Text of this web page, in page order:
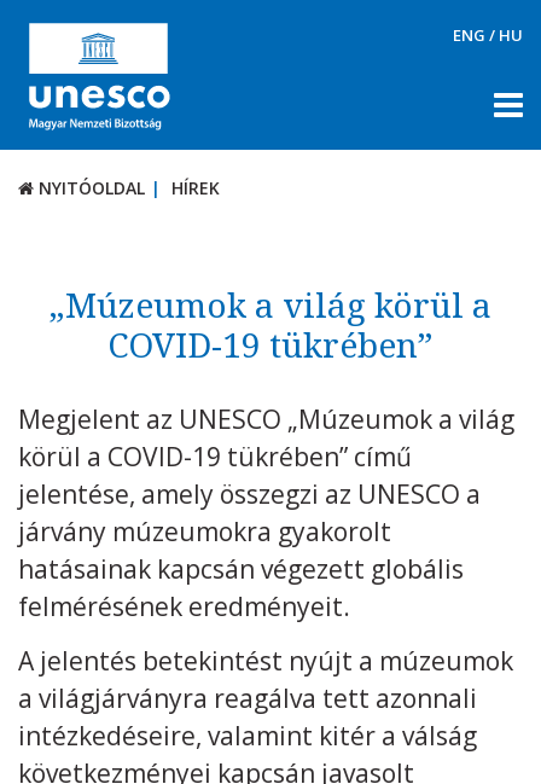
ENG / HU
NYITÓOLDAL HÍREK
TÉMÁK
DOKUMENTUMTÁR
KAPCSOLAT
Kövess minket unescohungary
RSS
NYITÓOLDAL HÍREK
„Múzeumok a világ körül a
COVID-19 tükrében”
Megjelent az UNESCO „Múzeumok a világ
körül a COVID-19 tükrében” című
jelentése, amely összegzi az UNESCO a
járvány múzeumokra gyakorolt ​​
hatásainak kapcsán végezett globális
felmérésének eredményeit.
A jelentés betekintést nyújt a múzeumok
a világjárványra reagálva tett azonnali
intézkedéseire, valamint kitér a válság
következményei kapcsán javasolt